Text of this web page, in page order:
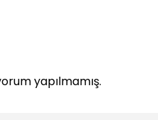
yapılmamış.